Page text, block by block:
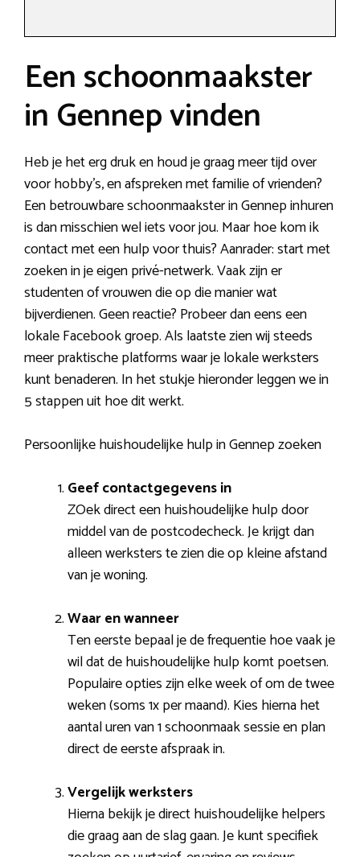
Een schoonmaakster
in Gennep vinden
Heb je het erg druk en houd je graag meer tijd over
voor hobby’s, en afspreken met familie of vrienden?
Een betrouwbare schoonmaakster in Gennep inhuren
is dan misschien wel iets voor jou. Maar hoe kom ik
contact met een hulp voor thuis? Aanrader: start met
zoeken in je eigen privé-netwerk. Vaak zijn er
studenten of vrouwen die op die manier wat
bijverdienen. Geen reactie? Probeer dan eens een
lokale Facebook groep. Als laatste zien wij steeds
meer praktische platforms waar je lokale werksters
kunt benaderen. In het stukje hieronder leggen we in
5 stappen uit hoe dit werkt.
Persoonlijke huishoudelijke hulp in Gennep zoeken
Geef contactgegevens in
ZOek direct een huishoudelijke hulp door
middel van de postcodecheck. Je krijgt dan
alleen werksters te zien die op kleine afstand
van je woning.
Waar en wanneer
Ten eerste bepaal je de frequentie hoe vaak je
wil dat de huishoudelijke hulp komt poetsen.
Populaire opties zijn elke week of om de twee
weken (soms 1x per maand). Kies hierna het
aantal uren van 1 schoonmaak sessie en plan
direct de eerste afspraak in.
Vergelijk werksters
Hierna bekijk je direct huishoudelijke helpers
die graag aan de slag gaan. Je kunt specifiek